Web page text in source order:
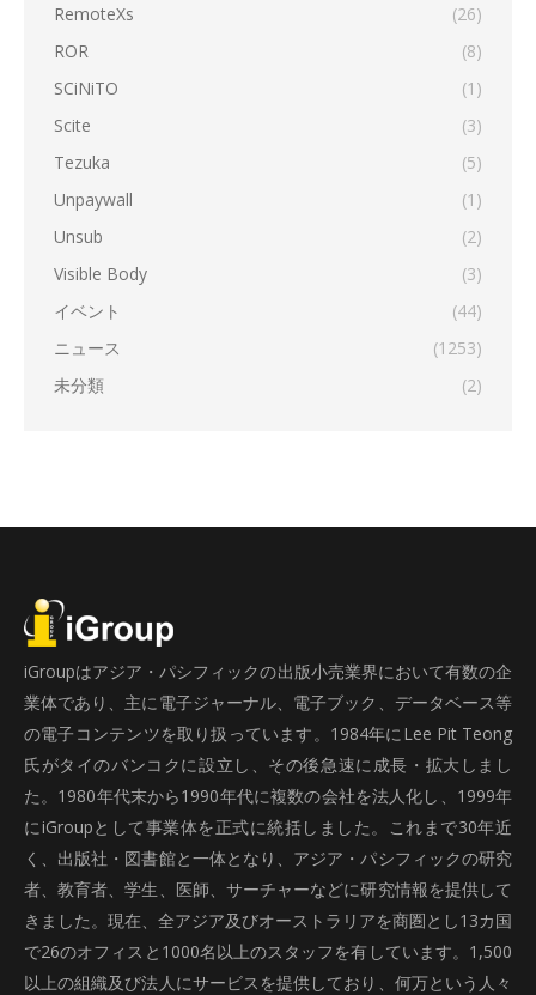
RemoteXs
(26)
ROR
(8)
SCiNiTO
(1)
Scite
(3)
Tezuka
(5)
Unpaywall
(1)
Unsub
(2)
Visible Body
(3)
イベント
(44)
ニュース
(1253)
未分類
(2)
iGroupはアジア・パシフィックの出版小売業界において有数の企
業体であり、主に電子ジャーナル、電子ブック、データベース等
の電子コンテンツを取り扱っています。1984年にLee Pit Teong
氏がタイのバンコクに設立し、その後急速に成長・拡大しまし
た。1980年代末から1990年代に複数の会社を法人化し、1999年
にiGroupとして事業体を正式に統括しました。これまで30年近
く、出版社・図書館と一体となり、アジア・パシフィックの研究
者、教育者、学生、医師、サーチャーなどに研究情報を提供して
きました。現在、全アジア及びオーストラリアを商圏とし13カ国
で26のオフィスと1000名以上のスタッフを有しています。1,500
以上の組織及び法人にサービスを提供しており、何万という人々